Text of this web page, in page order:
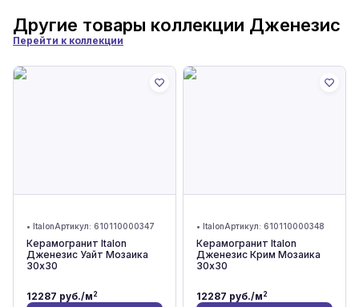
Другие товары коллекции Дженезис
Перейти к коллекции
• ItalonАртикул: 610110000347
Керамогранит Italon
Дженезис Уайт Мозаика
30x30
12287 руб./м2
• ItalonАртикул: 610110000348
Керамогранит Italon
Дженезис Крим Мозаика
30x30
12287 руб./м2